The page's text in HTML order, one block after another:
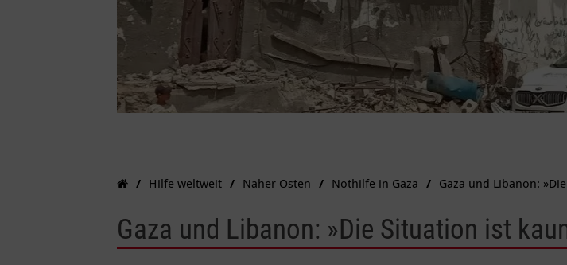
Hilfe weltweit Naher Osten Nothilfe in Gaza Gaza und Libanon:
Gaza und Libanon: »Die Situation ist